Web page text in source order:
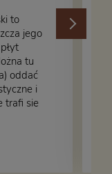
to
jego
tu
oddać
i
trafi się